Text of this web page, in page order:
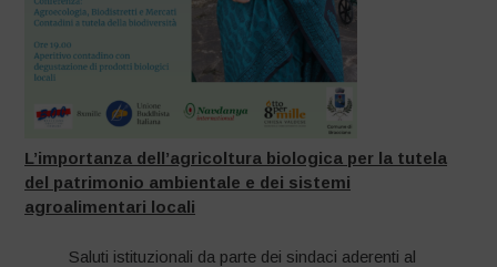
L’importanza dell’agricoltura biologica per la tutela
del patrimonio ambientale e dei sistemi
agroalimentari locali
Saluti istituzionali da parte dei sindaci aderenti al